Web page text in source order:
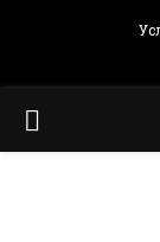
PRIMARY